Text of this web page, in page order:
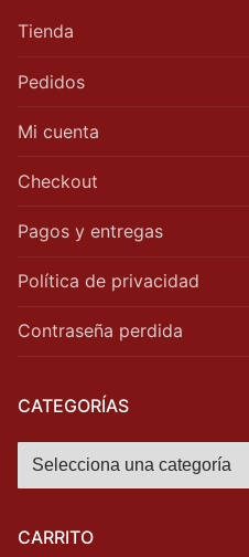
Tienda
Pedidos
Mi cuenta
Checkout
Pagos y entregas
Política de privacidad
Contraseña perdida
CATEGORÍAS
CARRITO